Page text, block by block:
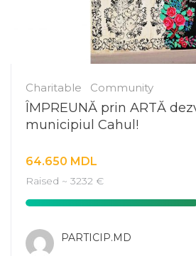
Charitable Community
ÎMPREUNĂ prin ARTĂ
municipiul Cahul!
64.650 MDL
Raised ~ 3232 €
PARTICIP.MD